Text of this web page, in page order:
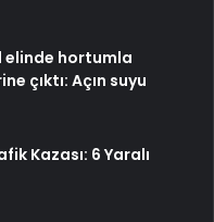
elinde hortumla
çıktı: Açın suyu
Kazası: 6 Yaralı